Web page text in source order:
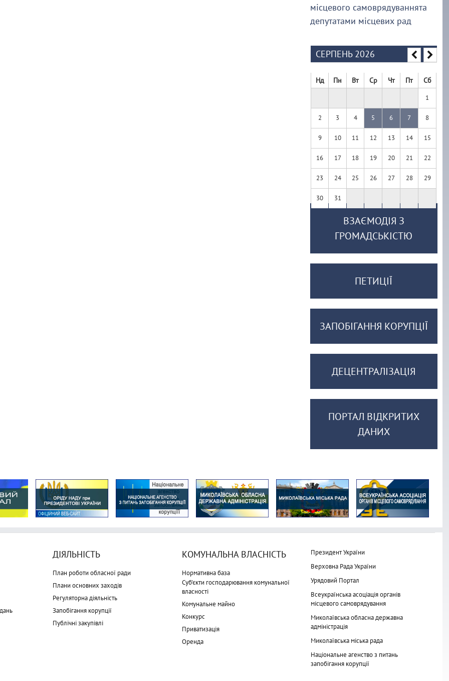
місцевого самоврядуваннята
депутатами місцевих рад
СЕРПЕНЬ 2026
Нд Пн Вт Ср Чт Пт Сб
1
2 3 4 5 6 7 8
9 10 11 12 13 14 15
16 17 18 19 20 21 22
23 24 25 26 27 28 29
30 31
ВЗАЄМОДІЯ З
ГРОМАДСЬКІСТЮ
ПЕТИЦІЇ
ЗАПОБІГАННЯ КОРУПЦІЇ
ДЕЦЕНТРАЛІЗАЦІЯ
ПОРТАЛ ВІДКРИТИХ
ДАНИХ
ДІЯЛЬНІСТЬ
План роботи обласної ради
Плани основних заходів
Регуляторна діяльність
Запобігання корупції
Публічні закупівлі
КОМУНАЛЬНА ВЛАСНІСТЬ
Нормативна база
Суб'єкти господарювання комунальної
власності
Комунальне майно
Конкурс
Приватизація
Оренда
Президент України
Верховна Рада України
Урядовий Портал
Всеукраїнська асоціація органів
місцевого самоврядування
Миколаївська обласна державна
адміністрація
Миколаївська міська рада
Національне агенство з питань
запобігання корупції